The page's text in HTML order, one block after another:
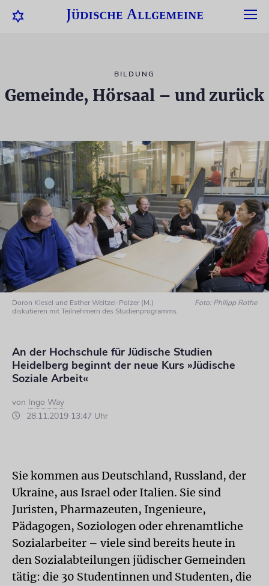
BILDUNG
Gemeinde, Hörsaal – und zurück
Doron Kiesel und Esther Weitzel-Polzer (M.)
diskutieren mit Teilnehmern des Studienprogramms.
Foto: Philipp Rothe
An der Hochschule für Jüdische Studien
Heidelberg beginnt der neue Kurs »Jüdische
Soziale Arbeit«
von Ingo Way
28.11.2019 13:47 Uhr
Sie kommen aus Deutschland, Russland, der
Ukraine, aus Israel oder Italien. Sie sind
Juristen, Pharmazeuten, Ingenieure,
Pädagogen, Soziologen oder ehrenamtliche
Sozialarbeiter – viele sind bereits heute in
den Sozialabteilungen jüdischer Gemeinden
tätig: die 30 Studentinnen und Studenten, die